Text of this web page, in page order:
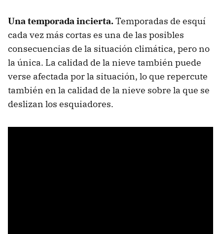
Una temporada incierta.Temporadas de esquí
cada vez más cortas es una de las posibles
consecuencias de la situación climática, pero no
la única. La calidad de la nieve también puede
verse afectada por la situación, lo que repercute
también en la calidad de la nieve sobre la que se
deslizan los esquiadores.